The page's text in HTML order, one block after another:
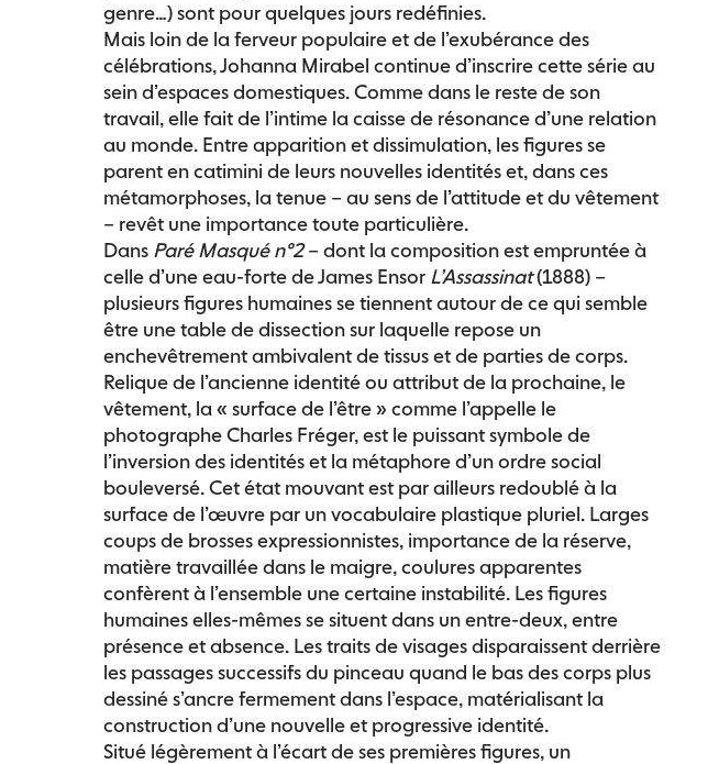
genre…) sont pour quelques jours redéfinies.
Mais loin de la ferveur populaire et de l’exubérance des
célébrations, Johanna Mirabel continue d’inscrire cette série au
sein d’espaces domestiques. Comme dans le reste de son
travail, elle fait de l’intime la caisse de résonance d’une relation
au monde. Entre apparition et dissimulation, les figures se
parent en catimini de leurs nouvelles identités et, dans ces
métamorphoses, la tenue – au sens de l’attitude et du vêtement
– revêt une importance toute particulière.
Dans Paré Masqué n°2– dont la composition est empruntée à
celle d’une eau-forte de James Ensor L’Assassinat(1888) –
plusieurs figures humaines se tiennent autour de ce qui semble
être une table de dissection sur laquelle repose un
enchevêtrement ambivalent de tissus et de parties de corps.
Relique de l’ancienne identité ou attribut de la prochaine, le
vêtement, la « surface de l’être » comme l’appelle le
photographe Charles Fréger, est le puissant symbole de
l’inversion des identités et la métaphore d’un ordre social
bouleversé. Cet état mouvant est par ailleurs redoublé à la
surface de l’œuvre par un vocabulaire plastique pluriel. Larges
coups de brosses expressionnistes, importance de la réserve,
matière travaillée dans le maigre, coulures apparentes
confèrent à l’ensemble une certaine instabilité. Les figures
humaines elles-mêmes se situent dans un entre-deux, entre
présence et absence. Les traits de visages disparaissent derrière
les passages successifs du pinceau quand le bas des corps plus
dessiné s’ancre fermement dans l’espace, matérialisant la
construction d’une nouvelle et progressive identité.
Situé légèrement à l’écart de ses premières figures, un